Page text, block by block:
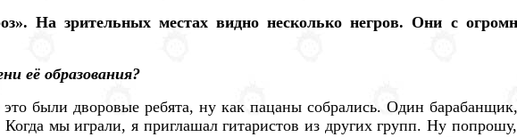
На зрительных местах видно несколько негров. Они с
её образования?
были дворовые ребята, ну как пацаны собрались. Один
мы играли, я приглашал гитаристов из других групп. Ну